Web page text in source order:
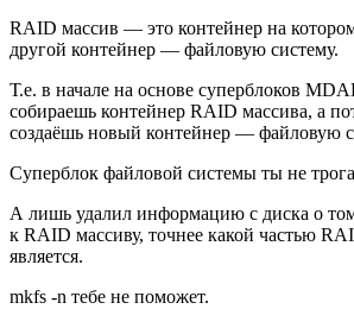
RAID массив — это контейнер на
другой контейнер — файловую систему.
Т.е. в начале на основе суперблоков
собираешь контейнер RAID массива, а
создаёшь новый контейнер — файловую
Суперблок файловой системы ты не
А лишь удалил информацию с диска о
к RAID массиву, точнее какой частью
является.
mkfs -n тебе не поможет.